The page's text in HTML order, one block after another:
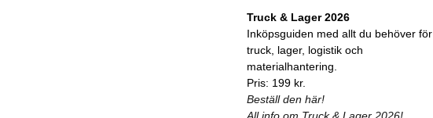
Truck & Lager 2026
Inköpsguiden med allt du behöver för
truck, lager, logistik och
materialhantering.
Pris: 199 kr.
Beställ den här!
All info om Truck & Lager 2026!